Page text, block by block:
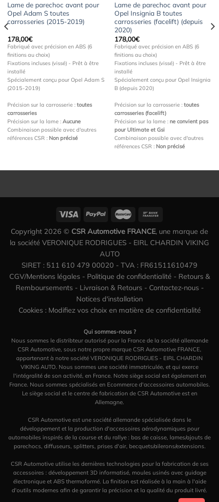
Lame de parechoc avant pour
Opel Adam S toutes
carrosseries (2015-2019)
178,00€
Fabriqué avec précision en ABS (6
finitions au choix)
Fixations incluses (vissé) - Prêt à être
installé
Spécialement conçu pour Opel Adam S
(2015-2019)
Précision sur la carrosserie : toutes
carrosseries
Précision sur la lame : Aucune
Combinaison possible avec d'autres
références CSR : Non précisé
Lame de parechoc avant pour
Opel Insignia B toutes
carrosseries (facelift) (depuis
2020)
178,00€
Fabriqué avec précision en ABS (6
finitions au choix)
Fixations incluses (vissé) - Prêt à être
installé
Spécialement conçu pour Opel Insignia
B (depuis 2020)
Précision sur la carrosserie : toutes
carrosseries (facelift)
Précision sur la lame : ne convient pas
pour Ultimate et Gsi
Combinaison possible avec d'autres
références CSR : Non précisé
Copyright 2026 © CSR Automotive FRANCE, une marque de
la société VERONIQUE RODRIGUES - EIRL CHARDIN VIKING
AUTO
SIRET : 511 610 479 00020 - TVA : FR61511610479
CGV/Mentions légales- Politique de confidentialité - Retours &
Remboursements- Livraison & Retours- Contactez-nous-
Notices d'installation
Cookies : Modifiez vos choix en matière de confidentialité
Qui sommes-nous ?
Nous sommes le distribteur autorisé pour la France de la société allemande
CSR Automotive, sous notre propre marque CSR Automotive FRANCE,
appartenant à notre société VERONIQUE RODRIGUES - EIRL CHARDIN
VIKING AUTO. Nous sommes une société immatriculée, et qui exerce
l'intégralité de son activité, en France. Notre siège social est également en
France. Nous sommes spécialisés en Ecommerce d'accessoires automobiles.
Le siège social et le centre de fabrication de CSR Automotive est en
Allemagne.
CSR Automotive est une société allemande spécialisée dans le
développement et la production d'accessoires aérodynamiques pour
automobiles inspirés de la course et du rallye : bas de caisse, lames/ajouts de
parechocs, diffuseurs, splitters, prises d'air, becquets/ailerons/extensions.
CSR Automotive utilise les dernières technologies pour la fabrication de ses
accessoires : développement 3D informatisé, moules usinés avec guidage
électronique et ABS thermoformé. La finition est réalisée à la main à l'aide
d'outils modernes afin de garantir la précision et la qualité du produit livré.